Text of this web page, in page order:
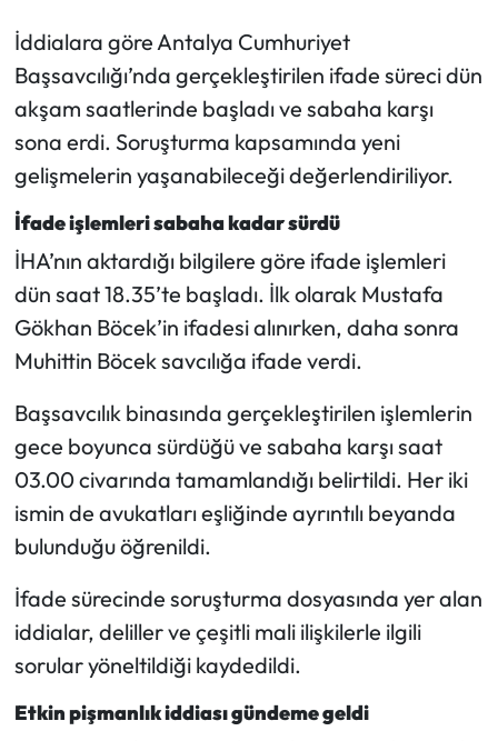
İddialara göre Antalya Cumhuriyet
Başsavcılığı’nda gerçekleştirilen ifade süreci dün
akşam saatlerinde başladı ve sabaha karşı
sona erdi. Soruşturma kapsamında yeni
gelişmelerin yaşanabileceği değerlendiriliyor.
İfade işlemleri sabaha kadar sürdü
İHA’nın aktardığı bilgilere göre ifade işlemleri
dün saat 18.35’te başladı. İlk olarak Mustafa
Gökhan Böcek’in ifadesi alınırken, daha sonra
Muhittin Böcek savcılığa ifade verdi.
Başsavcılık binasında gerçekleştirilen işlemlerin
gece boyunca sürdüğü ve sabaha karşı saat
03.00 civarında tamamlandığı belirtildi. Her iki
ismin de avukatları eşliğinde ayrıntılı beyanda
bulunduğu öğrenildi.
İfade sürecinde soruşturma dosyasında yer alan
iddialar, deliller ve çeşitli mali ilişkilerle ilgili
sorular yöneltildiği kaydedildi.
Etkin pişmanlık iddiası gündeme geldi
Ortaköy Haberleri
Osmancık Haberleri
Otomotiv
Resmi İlan
Resmi Reklam
Sağlık
Spor
Sungurlu Haberleri
Turizm
Uğurludağ Haberleri
Yaşam
Yayla Haber